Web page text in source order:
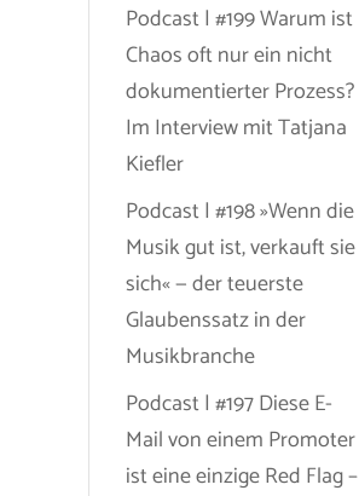
Podcast | #199 Warum ist
Chaos oft nur ein nicht
dokumentierter Prozess?
Im Interview mit Tatjana
Kiefler
Podcast | #198 »Wenn die
Musik gut ist, verkauft sie
sich« — der teuerste
Glaubenssatz in der
Musikbranche
Podcast | #197 Diese E-
Mail von einem Promoter
ist eine einzige Red Flag –